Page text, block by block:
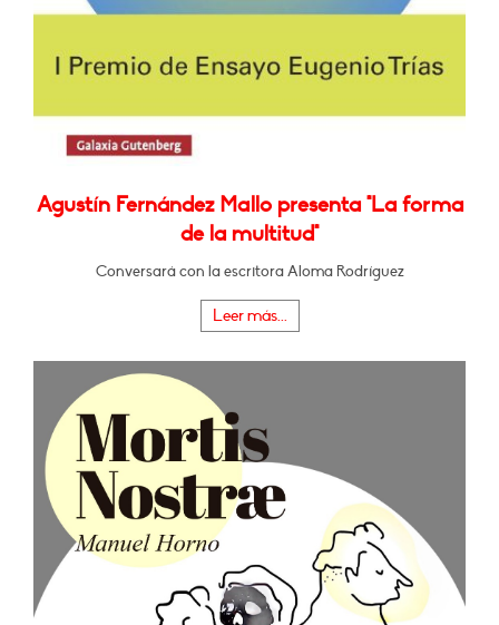
Agustín Fernández Mallo presenta "La forma
de la multitud"
Conversará con la escritora Aloma Rodríguez
Leer más...